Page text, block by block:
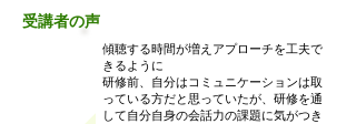
受講者の声
傾聴する時間が増えアプローチを工夫で
きるように
研修前、自分はコミュニケーションは取
っている方だと思っていたが、研修を通
して自分自身の会話力の課題に気がつき